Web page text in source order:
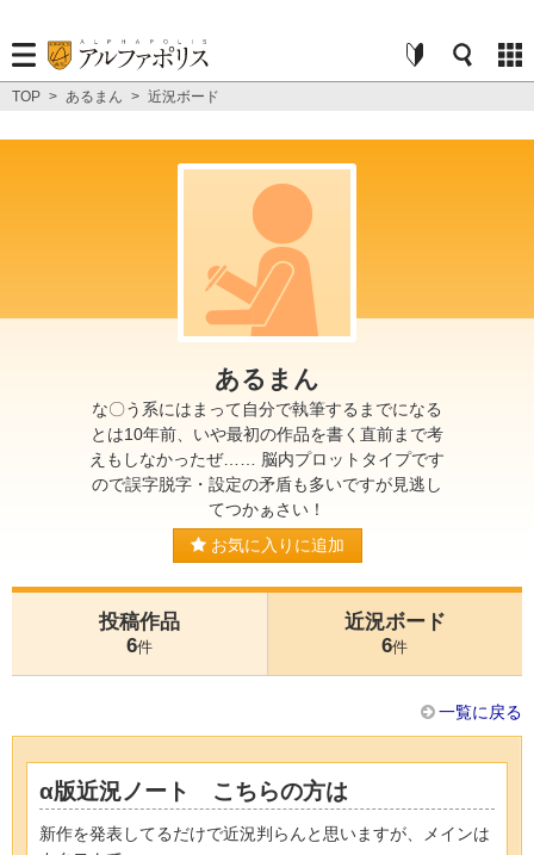
TOP > あるまん > 近況ボード
あるまん
な〇う系にはまって自分で執筆するまでになる
とは10年前、いや最初の作品を書く直前まで考
えもしなかったぜ…… 脳内プロットタイプです
ので誤字脱字・設定の矛盾も多いですが見逃し
てつかぁさい！
お気に入りに追加
投稿作品
6件
近況ボード
6件
一覧に戻る
α版近況ノート こちらの方は
新作を発表してるだけで近況判らんと思いますが、メインは